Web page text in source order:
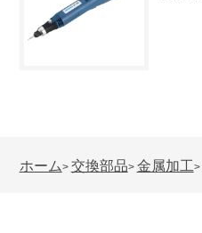
ホーム> 交換部品> 金属加工>